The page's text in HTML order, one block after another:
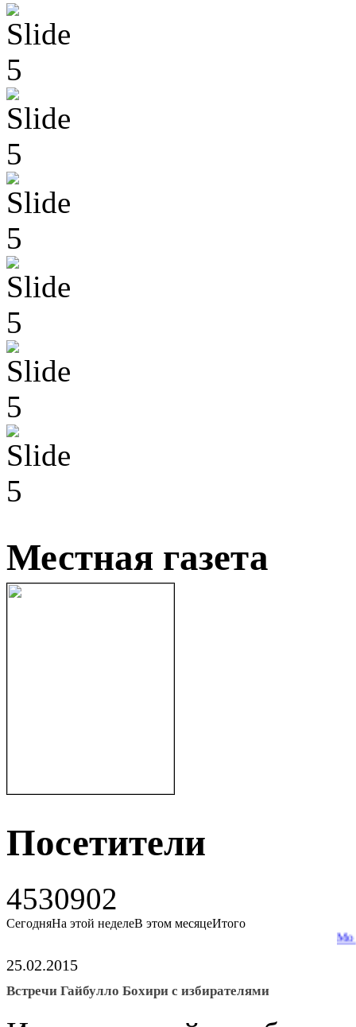
Местная газета
Посетители
4530902
СегодняНа этой неделеВ этом месяцеИтого
Мо дар
25.02.2015
Встречи Гайбулло Бохири с избирателями